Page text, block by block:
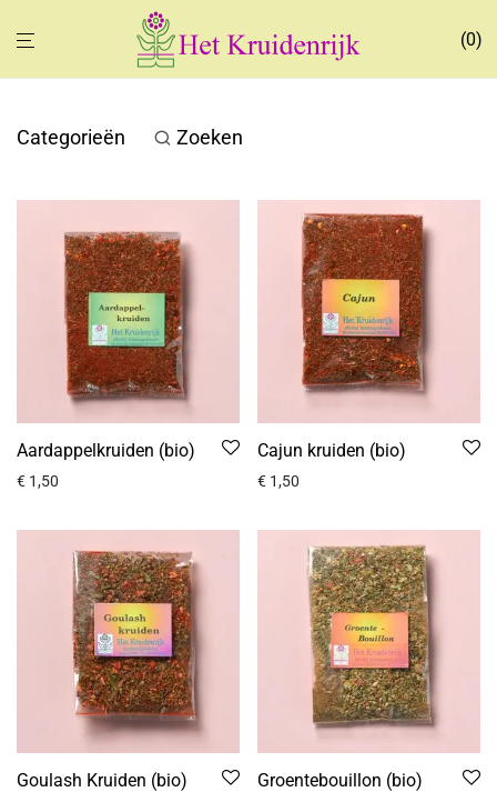
0
Categorieën Zoeken
Aardappelkruiden (bio)
€ 1,50
Cajun kruiden (bio)
€ 1,50
Goulash Kruiden (bio) Groentebouillon (bio)